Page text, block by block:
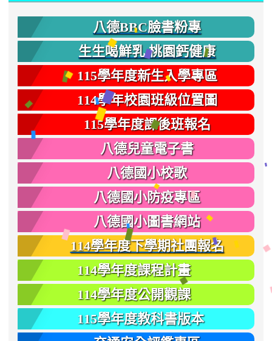
八德BBC臉書粉專
生生喝鮮乳 桃園鈣健康
115學年度新生入學專區
114學年校園班級位置圖
115學年度課後班報名
八德兒童電子書
八德國小校歌
八德國小防疫專區
八德國小圖書網站
114學年度下學期社團報名
114學年度課程計畫
114學年度公開觀課
115學年度教科書版本